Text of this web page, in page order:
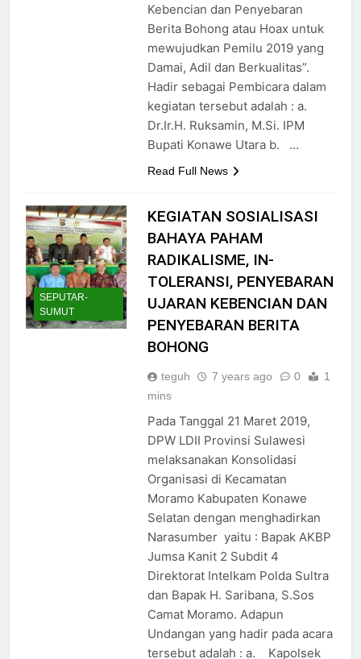
Kebencian dan Penyebaran
Berita Bohong atau Hoax untuk
mewujudkan Pemilu 2019 yang
Damai, Adil dan Berkualitas”.
Hadir sebagai Pembicara dalam
kegiatan tersebut adalah : a.
Dr.Ir.H. Ruksamin, M.Si. IPM
Bupati Konawe Utara b. …
Read Full News
SEPUTAR-
SUMUT
KEGIATAN SOSIALISASI
BAHAYA PAHAM
RADIKALISME, IN-
TOLERANSI, PENYEBARAN
UJARAN KEBENCIAN DAN
PENYEBARAN BERITA
BOHONG
teguh 7 years ago 0
1
mins
Pada Tanggal 21 Maret 2019,
DPW LDII Provinsi Sulawesi
melaksanakan Konsolidasi
Organisasi di Kecamatan
Moramo Kabupaten Konawe
Selatan dengan menghadirkan
Narasumber yaitu : Bapak AKBP
Jumsa Kanit 2 Subdit 4
Direktorat Intelkam Polda Sultra
dan Bapak H. Saribana, S.Sos
Camat Moramo. Adapun
Undangan yang hadir pada acara
tersebut adalah : a. Kapolsek